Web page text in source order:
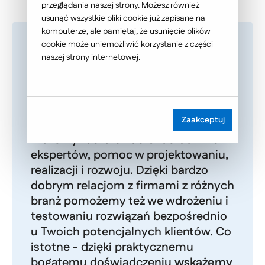
Masz nowatorski pomysł na biznes?
Wierzysz, że podbije rynek i za kilka
lat zdobędziesz tysiące klientów?
Możemy zaoferować Ci doradztwo
ekspertów, pomoc w projektowaniu,
realizacji i rozwoju. Dzięki bardzo
dobrym relacjom z firmami z różnych
branż pomożemy też we wdrożeniu i
testowaniu rozwiązań bezpośrednio
u Twoich potencjalnych klientów. Co
istotne - dzięki praktycznemu
przeglądania naszej strony. Możesz również
usunąć wszystkie pliki cookie już zapisane na
komputerze, ale pamiętaj, że usunięcie plików
cookie może uniemożliwić korzystanie z części
naszej strony internetowej.
Zaakceptuj